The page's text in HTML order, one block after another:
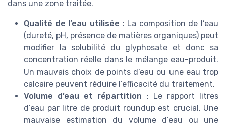
dans une zone traitée.
Qualité de l’eau utilisée : La composition de l’eau
(dureté, pH, présence de matières organiques) peut
modifier la solubilité du glyphosate et donc sa
concentration réelle dans le mélange eau-produit.
Un mauvais choix de points d’eau ou une eau trop
calcaire peuvent réduire l’efficacité du traitement.
Volume d’eau et répartition : Le rapport litres
d’eau par litre de produit roundup est crucial. Une
mauvaise estimation du volume d’eau ou une